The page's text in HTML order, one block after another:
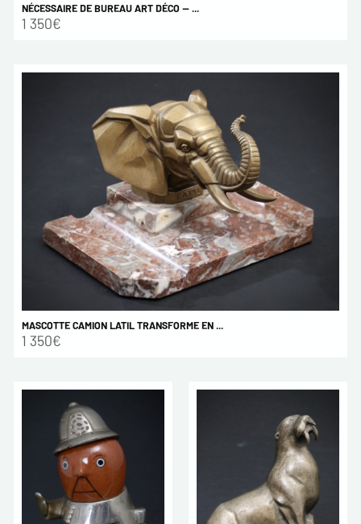
NÉCESSAIRE DE BUREAU ART DÉCO — ...
1 350€
MASCOTTE CAMION LATIL TRANSFORME EN ...
1 350€